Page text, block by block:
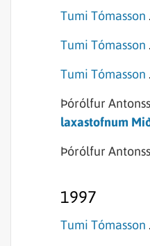
Tumi Tómasson .
Tumi Tómasson .
Tumi Tómasson .
Þórólfur
laxastofnum
Þórólfur
1997
Tumi Tómasson .